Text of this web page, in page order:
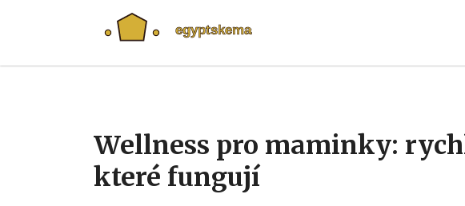
Wellness pro maminky:
které fungují